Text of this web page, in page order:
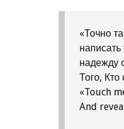
«Точно
надежду
Того, Кто
«Touch
And